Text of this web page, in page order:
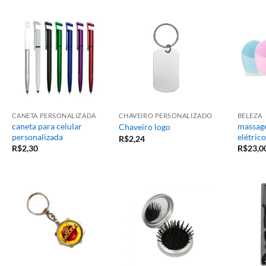
CANETA PERSONALIZADA
caneta para celular
personalizada
R$2,30
CHAVEIRO PERSONALIZADO
Chaveiro logo
R$2,24
BELEZA
elétrico
R$